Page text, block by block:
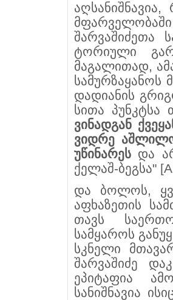
შარვაშიძეთა
ტორიული
მაგალითად,
სამურზაყანოს
დადიანის
სი­თა პუნკ­ტ­სა
ვინად­გან
ვიდრე
უწინარეს და
ქელაშ-ბე­გ­სა"
და ბოლოს,
აფხაზეთის
თავს
სამყაროს
სკნელი
შარვაშიძე
ეპიტაფია
სანიშნავია